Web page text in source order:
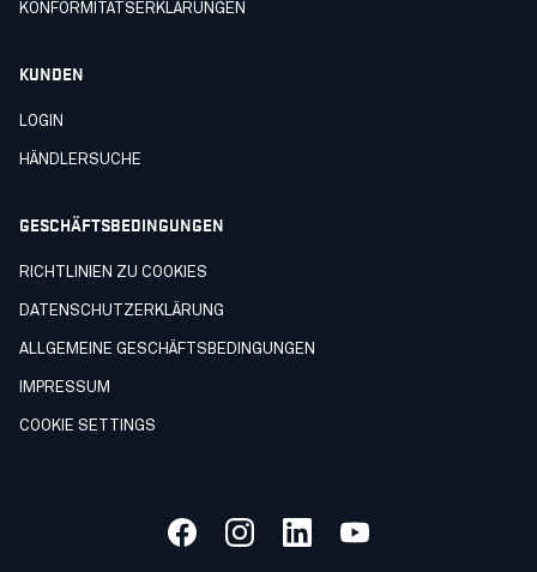
KONFORMITÄTSERKLÄRUNGEN
KUNDEN
LOGIN
HÄNDLERSUCHE
GESCHÄFTSBEDINGUNGEN
RICHTLINIEN ZU COOKIES
DATENSCHUTZERKLÄRUNG
ALLGEMEINE GESCHÄFTSBEDINGUNGEN
IMPRESSUM
COOKIE SETTINGS